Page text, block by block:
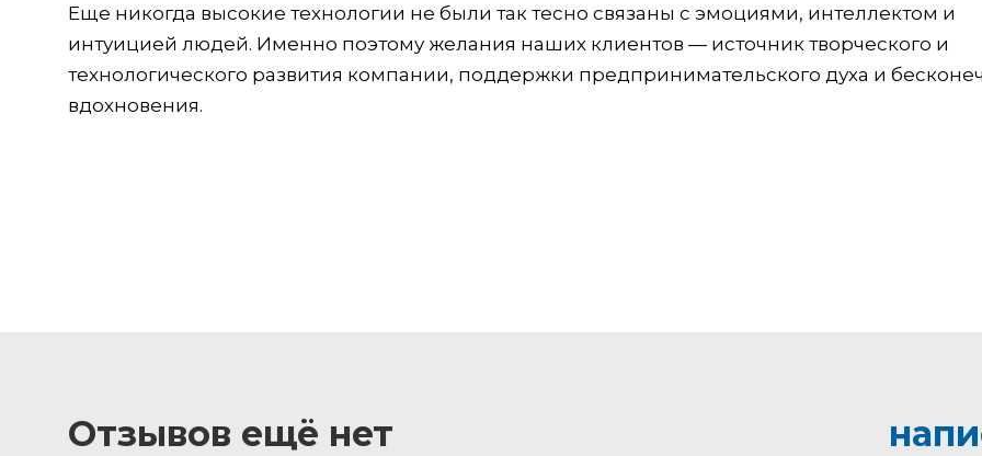
Еще никогда высокие технологии не были так тесно связаны с эмоциями, интеллектом и
интуицией людей. Именно поэтому желания наших клиентов — источник творческого и
технологического развития компании, поддержки предпринимательского духа и
вдохновения.
Отзывов ещё нет